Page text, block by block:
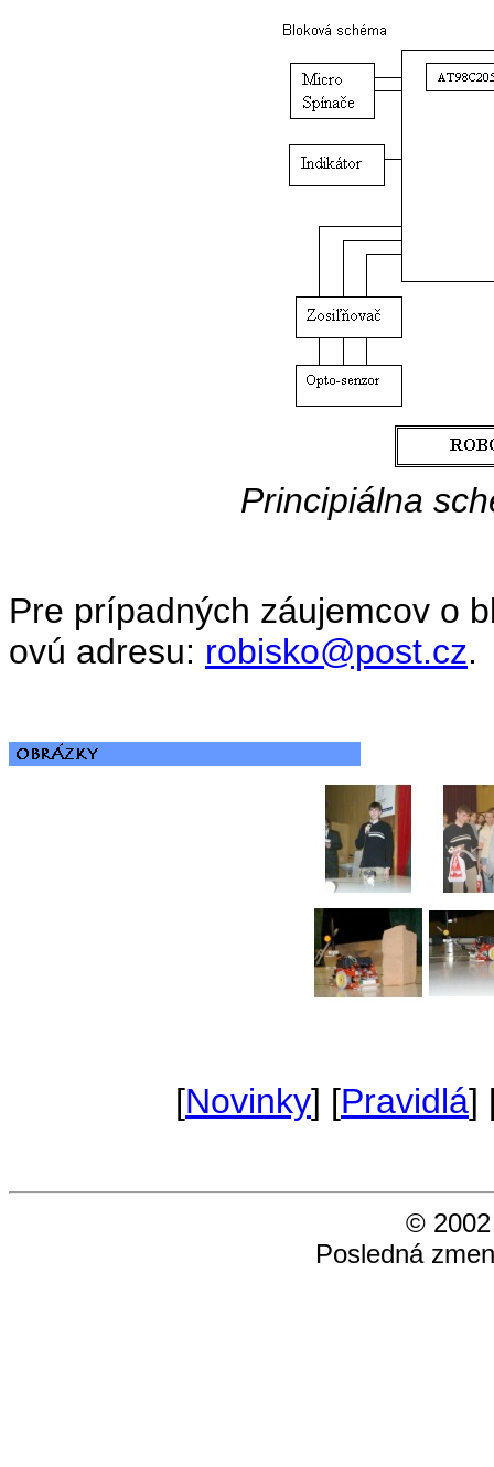
Principiálna
Pre prípadných záujemcov o
ovú adresu: robisko@post.cz.
[Novinky] [Pravidlá]
©
Posledná